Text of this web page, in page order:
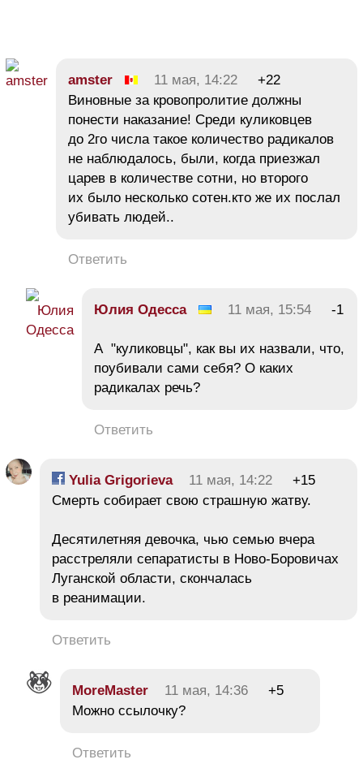
amster 11 мая, 14:22
+22
Виновные за кровопролитие должны
понести наказание! Среди куликовцев
до 2го числа такое количество радикалов
не наблюдалось, были, когда приезжал
царев в количестве сотни, но второго
их было несколько сотен.кто же их послал
убивать людей..
Ответить
Юлия Одесса 11 мая, 15:54 -1
А "куликовцы", как вы их назвали, что,
поубивали сами себя? О каких
радикалах речь?
Ответить
Yulia Grigorieva 11 мая, 14:22
+15
Смерть собирает свою страшную жатву.
Десятилетняя девочка, чью семью вчера
расстреляли сепаратисты в Ново-Боровичах
Луганской области, скончалась
в реанимации.
Ответить
MoreMaster 11 мая, 14:36
+5
Можно ссылочку?
Ответить